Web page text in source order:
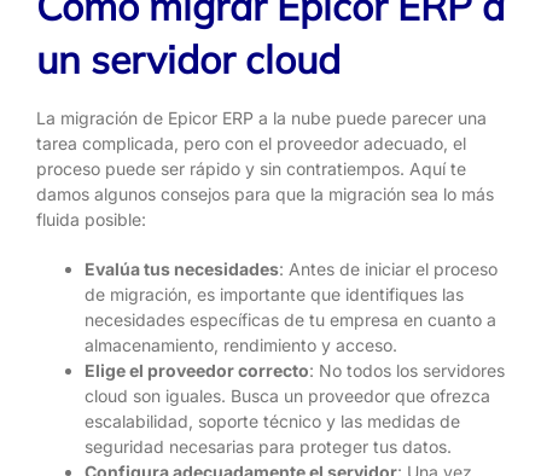
un servidor cloud
La migración de Epicor ERP a la nube puede parecer una
tarea complicada, pero con el proveedor adecuado, el
proceso puede ser rápido y sin contratiempos. Aquí te
damos algunos consejos para que la migración sea lo más
fluida posible:
Evalúa tus necesidades: Antes de iniciar el proceso
de migración, es importante que identifiques las
necesidades específicas de tu empresa en cuanto a
almacenamiento, rendimiento y acceso.
Elige el proveedor correcto: No todos los servidores
cloud son iguales. Busca un proveedor que ofrezca
escalabilidad, soporte técnico y las medidas de
seguridad necesarias para proteger tus datos.